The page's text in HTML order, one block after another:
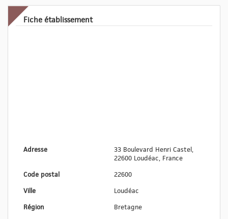
Fiche établissement
Adresse
33 Boulevard Henri Castel,
22600 Loudéac, France
Code postal
22600
Ville
Loudéac
Région
Bretagne